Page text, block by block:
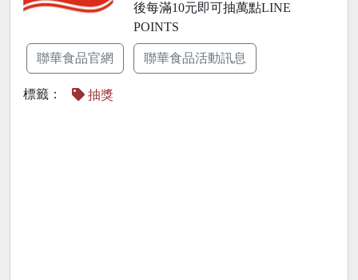
後每滿10元即可抽萬點LINE
POINTS
聯華食品官網 聯華食品活動訊息
標籤： 抽獎